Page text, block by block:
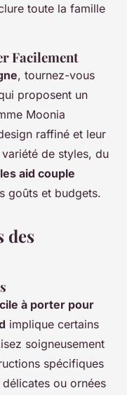
toute la famille
Facilement
, tournez-vous
proposent un
Moonia
raffiné et leur
de styles, du
aid couple
goûts et budgets.
des
à porter pour
implique certains
soigneusement
spécifiques
ou ornées